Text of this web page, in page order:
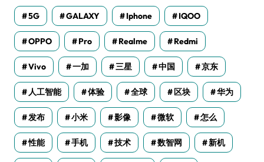
5G GALAXY Iphone IQOO
OPPO Pro Realme Redmi
Vivo 一加 三星 中国 京东
人工智能 体验 全球 区块 华为
发布 小米 影像 微软 怎么
性能 手机 技术 数智网 新机